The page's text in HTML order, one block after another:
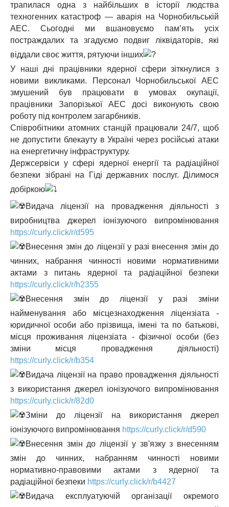
трапилася одна з найбільших в історії людства
техногенних катастроф — аварія на Чорнобильській
АЕС. Сьогодні ми вшановуємо пам’ять усіх
постраждалих та згадуємо подвиг ліквідаторів, які
віддали своє життя, рятуючи інших
У наші дні працівники ядерної сфери зіткнулися з
новими викликами. Персонал Чорнобильської АЕС
змушений був працювати в умовах окупації,
працівники Запорізької АЕС досі виконують свою
роботу під контролем загарбників.
Співробітники атомних станцій працювали 24/7, щоб
не допустити блекауту в Україні через російські атаки
на енергетичну інфраструктуру.
Держсервіси у сфері ядерної енергії та радіаційної
безпеки зібрані на Гіді державних послуг. Ділимося
добіркою
Видача ліцензії на провадження діяльності з
виробництва джерел іонізуючого випромінювання
https://curly.click/r/d595
Внесення змін до ліцензії у разі внесення змін до
чинних, набрання чинності новими нормативними
актами з питань ядерної та радіаційної безпеки
https://curly.click/r/h2355
Внесення змін до ліцензії у разі зміни
найменування або місцезнаходження ліцензіата -
юридичної особи або прізвища, імені та по батькові,
місця проживання ліцензіата - фізичної особи (без
зміни місця провадження діяльності)
https://curly.click/r/b354
Видача ліцензії на право провадження діяльності
з використання джерел іонізуючого випромінювання
https://curly.click/r/82d0
Зміни до ліцензії на використання джерел
іонізуючого випромінювання https://curly.click/r/d590
Внесення змін до ліцензії у зв'язку з внесенням
змін до чинних, набранням чинності новими
нормативно-правовими актами з ядерної та
радіаційної безпеки https://curly.click/r/b4427
Видача експлуатуючій організації окремого